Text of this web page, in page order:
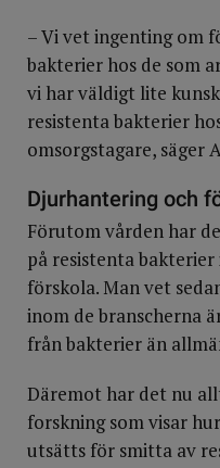
– Vi vet ingenting om
bakterier hos de som
vi har väldigt lite
resistenta bakterier
omsorgstagare, säger
Djurhantering och
Förutom vården har
på resistenta
förskola. Man vet
inom de branscherna
från bakterier än
Däremot har det nu
forskning som visar
utsätts för smitta av